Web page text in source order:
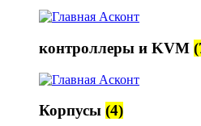
контроллеры и KVM
Корпусы (4)